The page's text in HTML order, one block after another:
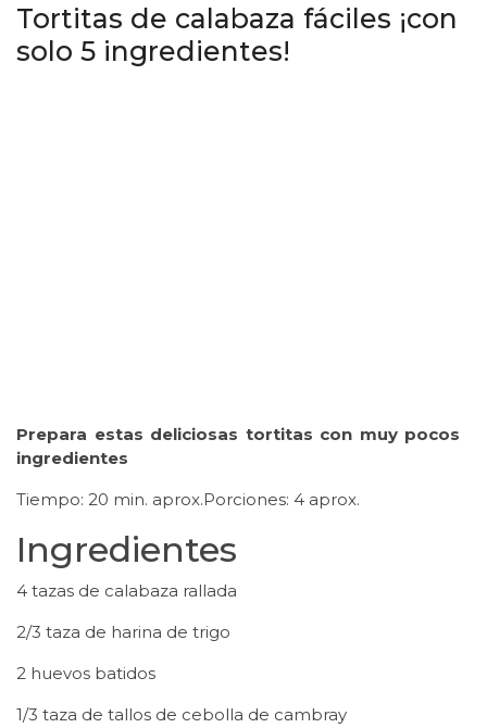
Tortitas de calabaza fáciles ¡con
solo 5 ingredientes!
Prepara estas deliciosas tortitas con muy pocos
ingredientes
Tiempo: 20 min. aprox.Porciones: 4 aprox.
Ingredientes
4 tazas de calabaza rallada
2/3 taza de harina de trigo
2 huevos batidos
1/3 taza de tallos de cebolla de cambray